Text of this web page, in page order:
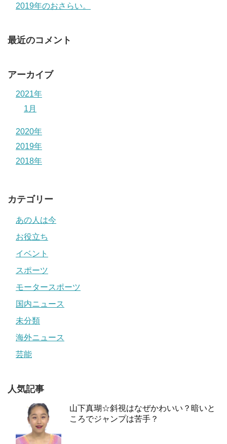
2019年のおさらい。
最近のコメント
アーカイブ
2021年
1月
2020年
2019年
2018年
カテゴリー
あの人は今
お役立ち
イベント
スポーツ
モータースポーツ
国内ニュース
未分類
海外ニュース
芸能
人気記事
山下真瑚☆斜視はなぜかわいい？暗いと
ころでジャンプは苦手？